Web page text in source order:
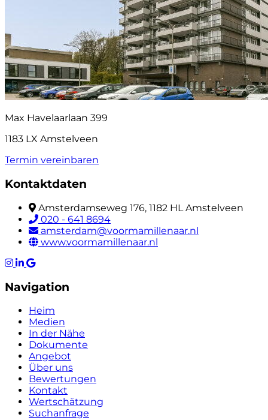
Max Havelaarlaan 399
1183 LX Amstelveen
Termin vereinbaren
Kontaktdaten
Amsterdamseweg 176, 1182 HL Amstelveen
020 - 641 8694
amsterdam@voormamillenaar.nl
www.voormamillenaar.nl
Navigation
Heim
Medien
In der Nähe
Dokumente
Angebot
Über uns
Bewertungen
Kontakt
Wertschätzung
Suchanfrage